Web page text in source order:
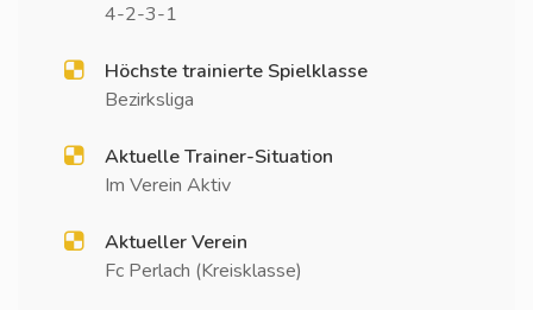
4-2-3-1
Höchste trainierte Spielklasse
Bezirksliga
Aktuelle Trainer-Situation
Im Verein Aktiv
Aktueller Verein
Fc Perlach (Kreisklasse)